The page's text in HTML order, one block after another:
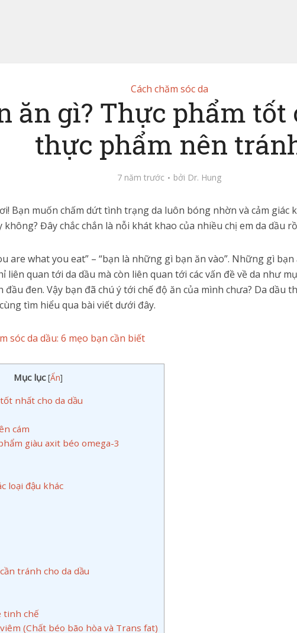
Cách chăm sóc da
ăn gì? Thực phẩm tốt
thực phẩm nên
7 năm trước bởi Dr. Hung
Bạn muốn chấm dứt tình trạng da luôn bóng nhờn và cảm giác
không? Đây chắc chắn là nỗi khát khao của nhiều chị em da dầu
are what you eat” – “bạn là những gì bạn ăn vào”. Những gì
liên quan tới da dầu mà còn liên quan tới các vấn đề về da như
đen. Vậy bạn đã chú ý tới chế độ ăn của mình chưa? Da dầu
tìm hiểu qua bài viết dưới đây.
sóc da dầu: 6 mẹo bạn cần biết
Mục lục [Ẩn]
nhất cho da dầu
cám
giàu axit béo omega-3
loại đậu khác
tránh cho da dầu
tinh chế
(Chất béo bão hòa và Trans fat)